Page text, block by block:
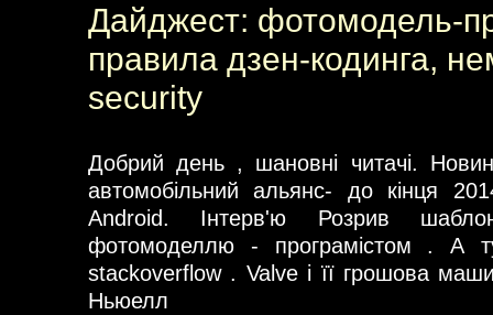
Дайджест: фотомодель-
правила дзен-кодинга,
security
Добрий день , шановні читачі.
автомобільний альянс- до кінця
Android. Інтерв'ю Розрив
фотомоделлю - програмістом . А
stackoverflow . Valve і її грошова
Ньюелл